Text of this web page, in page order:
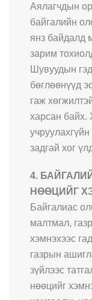
Аялагчдын
байгалийн
янз байдалд
зарим
Шувуудын
бөглөөнүүд
гаж
харсан байх.
задгай хог
4.
НӨӨЦИЙГ
Байгалиас
малтмал,
хэмнэхээс
газрын
зүйлээс
нөөцийг